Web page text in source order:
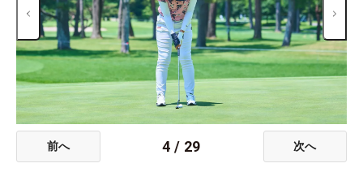
前へ 4 / 29 次へ